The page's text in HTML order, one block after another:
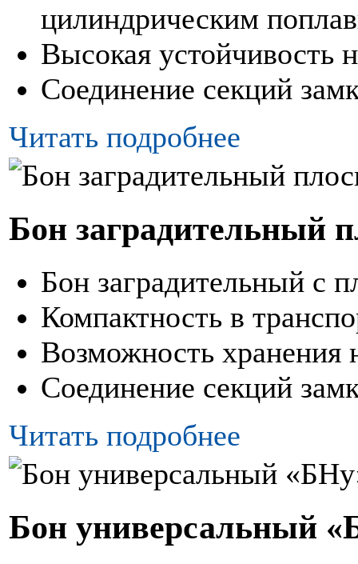
цилиндрическим
Высокая устойчивость
Соединение секций
Читать подробнее
Бон заградительный
Бон заградительный с
Компактность в
Возможность хранения
Соединение секций
Читать подробнее
Бон универсальный